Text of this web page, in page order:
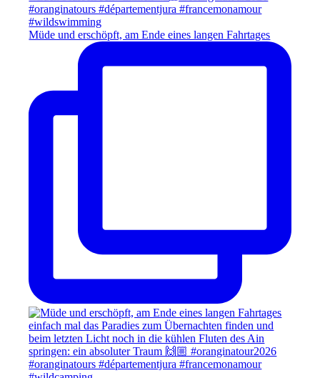
Müde und erschöpft, am Ende eines langen Fahrtages